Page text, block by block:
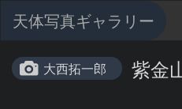
天体写真ギャラリー
大西拓一郎 紫金